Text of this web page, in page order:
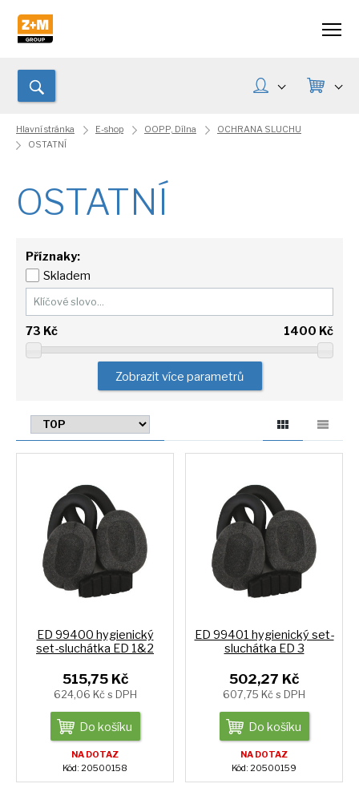
Hlavní stránka E-shop OOPP, Dílna
OCHRANA SLUCHU
OSTATNÍ
OSTATNÍ
Příznaky:
Skladem
73 Kč 1400 Kč
Zobrazit více parametrů
ED 99400 hygienický
set-sluchátka ED 1&2
515,75 Kč
624,06 Kč s DPH
Do košíku
NA DOTAZ
Kód: 20500158
ED 99401 hygienický set-
sluchátka ED 3
502,27 Kč
607,75 Kč s DPH
Do košíku
NA DOTAZ
Kód: 20500159